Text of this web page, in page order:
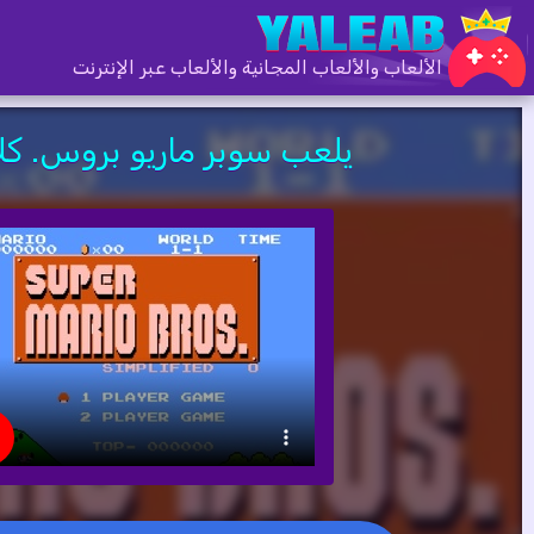
الألعاب والألعاب المجانية والألعاب عبر الإنترنت
يلعب سوبر ماريو بروس.